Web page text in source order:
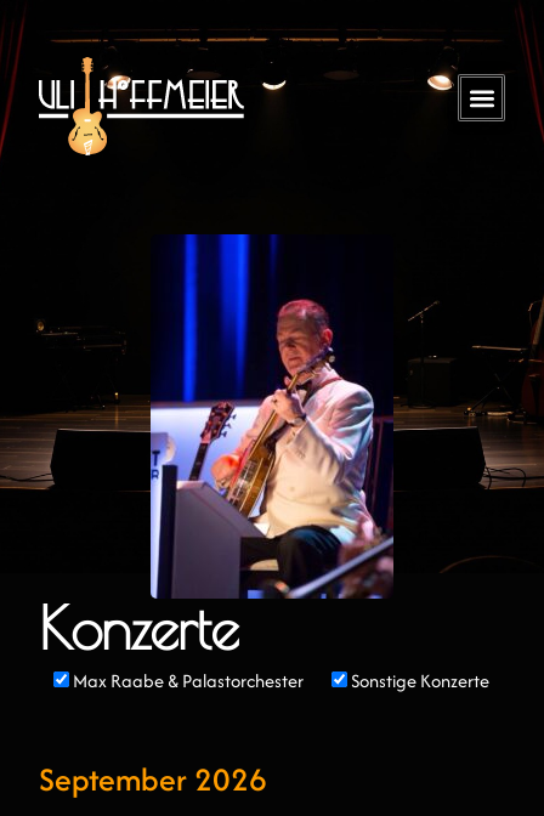
Konzerte
Max Raabe & Palastorchester Sonstige Konzerte
September 2026